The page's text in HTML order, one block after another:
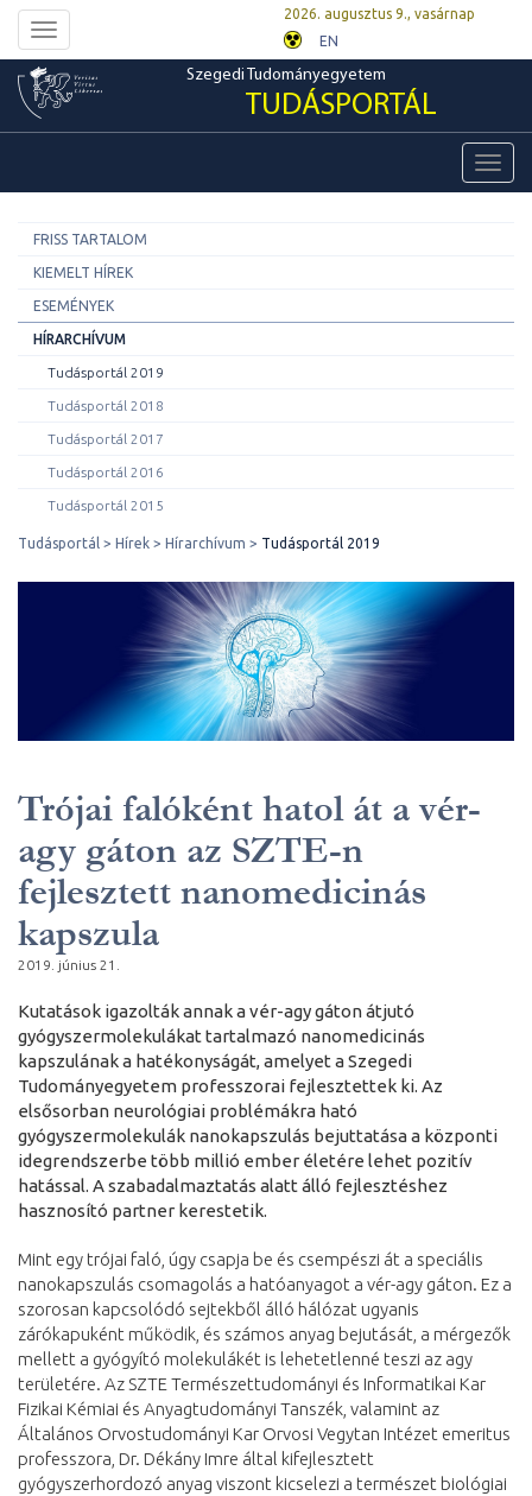
Toggle
navigation
2026. augusztus 9., vasárnap
EN
Szegedi Tudományegyetem
TUDÁSPORTÁL
FRISS TARTALOM
KIEMELT HÍREK
ESEMÉNYEK
HÍRARCHÍVUM
Tudásportál 2019
Tudásportál 2018
Tudásportál 2017
Tudásportál 2016
Tudásportál 2015
Tudásportál Hírek Hírarchívum Tudásportál 2019
Trójai falóként hatol át a vér-
agy gáton az SZTE-n
fejlesztett nanomedicinás
kapszula
2019. június 21.
Kutatások igazolták annak a vér-agy gáton átjutó
gyógyszermolekulákat tartalmazó nanomedicinás
kapszulának a hatékonyságát, amelyet a Szegedi
Tudományegyetem professzorai fejlesztettek ki. Az
elsősorban neurológiai problémákra ható
gyógyszermolekulák nanokapszulás bejuttatása a központi
idegrendszerbe több millió ember életére lehet pozitív
hatással. A szabadalmaztatás alatt álló fejlesztéshez
hasznosító partner kerestetik.
Mint egy trójai faló, úgy csapja be és csempészi át a speciális
nanokapszulás csomagolás a hatóanyagot a vér-agy gáton. Ez a
szorosan kapcsolódó sejtekből álló hálózat ugyanis
zárókapuként működik, és számos anyag bejutását, a mérgezők
mellett a gyógyító molekulákét is lehetetlenné teszi az agy
területére. Az SZTE Természettudományi és Informatikai Kar
Fizikai Kémiai és Anyagtudományi Tanszék, valamint az
Általános Orvostudományi Kar Orvosi Vegytan Intézet emeritus
professzora, Dr. Dékány Imre által kifejlesztett
gyógyszerhordozó anyag viszont kicselezi a természet biológiai